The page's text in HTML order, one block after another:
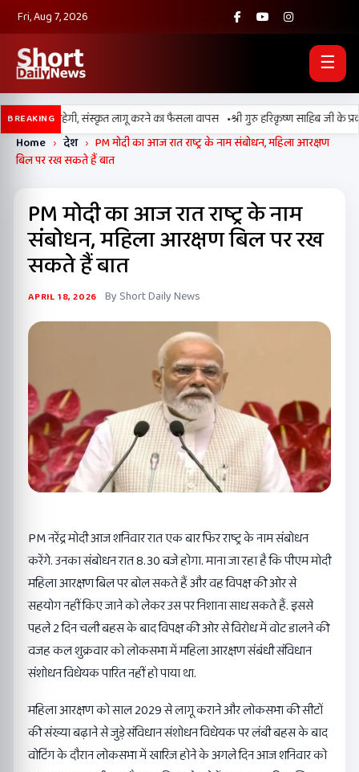
Fri, Aug 7, 2026
☰
BREAKING
जारी रहेगी, संस्कृत लागू करने का फैसला वापस •श्री गुरु हरिकृष्ण साहिब जी के प्रकाश
Home › देश › PM मोदी का आज रात राष्ट्र के नाम संबोधन, महिला आरक्षण
बिल पर रख सकते हैं बात
PM मोदी का आज रात राष्ट्र के नाम
संबोधन, महिला आरक्षण बिल पर रख
सकते हैं बात
APRIL 18, 2026 By Short Daily News
PM नरेंद्र मोदी आज शनिवार रात एक बार फिर राष्ट्र के नाम संबोधन
करेंगे. उनका संबोधन रात 8.30 बजे होगा. माना जा रहा है कि पीएम मोदी
महिला आरक्षण बिल पर बोल सकते हैं और वह विपक्ष की ओर से
सहयोग नहीं किए जाने को लेकर उस पर निशाना साध सकते हैं. इससे
पहले 2 दिन चली बहस के बाद विपक्ष की ओर से विरोध में वोट डालने की
वजह कल शुक्रवार को लोकसभा में महिला आरक्षण संबंधी संविधान
संशोधन विधेयक पारित नहीं हो पाया था.
महिला आरक्षण को साल 2029 से लागू कराने और लोकसभा की सीटों
की संख्या बढ़ाने से जुड़े संविधान संशोधन विधेयक पर लंबी बहस के बाद
वोटिंग के दौरान लोकसभा में खारिज होने के अगले दिन आज शनिवार को